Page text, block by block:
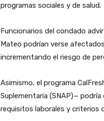
programas sociales y de salud.
Funcionarios del condado
Mateo podrían verse
incrementando el riesgo de
Asimismo, el programa
Suplementaria (SNAP)—
requisitos laborales y criterios